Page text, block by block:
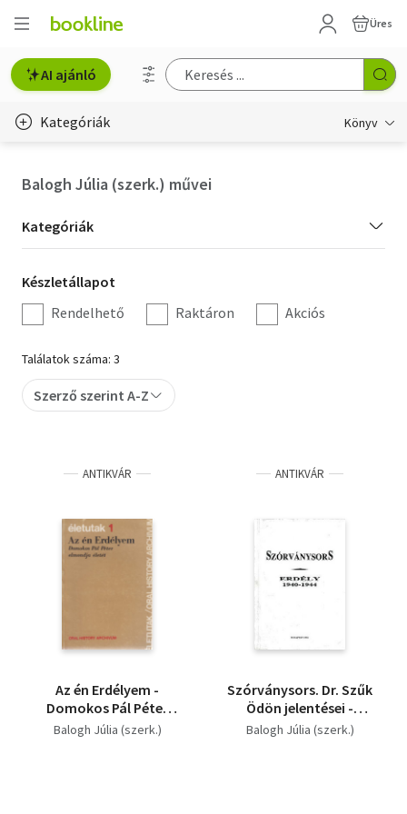
Üres
AI ajánló
Kategóriák Könyv
Hobbi, szabadidő
Irodalom
Művészet
Szakkönyv
Tankönyv, segédkönyv
Társadalomtudomány
Természettudomány
Balogh Júlia (szerk.) művei
Kategória
szűrés
Kategóriák
Készletállapot
szűrés
Készletállapot
Rendelhető
Raktáron Akciós
Találatok száma: 3
Szerző szerint A-Z
ANTIKVÁR
Az én Erdélyem -
Domokos Pál Péter
elmondja életét
Balogh Júlia (szerk.)
ANTIKVÁR
Szórványsors. Dr. Szűk
Ödön jelentései -
Erdély 1940-1944
Balogh Júlia (szerk.)